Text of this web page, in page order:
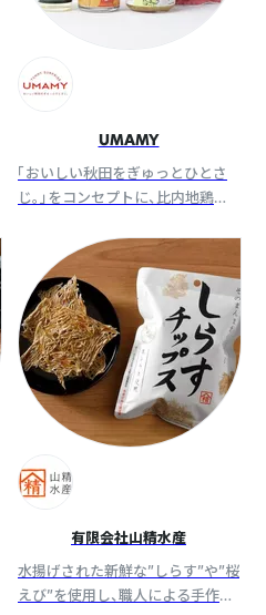
UMAMY
「おいしい秋田をぎゅっとひとさ
じ。」をコンセプトに、比内地鶏な
料や加工品を展開。日常の食卓を
彩る秋田発の食品ブランドです。
有限会社山精水産
水揚げされた新鮮な”しらす”や”桜
えび”を使用し、職人による手作業